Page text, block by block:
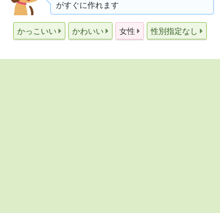
がすぐに作れます
かっこいい かわいい 女性 性別指定なし